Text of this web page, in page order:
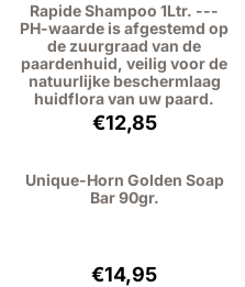
Rapide Shampoo 1Ltr. ---
PH-waarde is afgestemd op
de zuurgraad van de
paardenhuid, veilig voor de
natuurlijke beschermlaag
huidflora van uw paard.
Prijs: 12,85,
€12,85
Unique-Horn Golden Soap
Bar 90gr.
Prijs: 14,95,
€14,95